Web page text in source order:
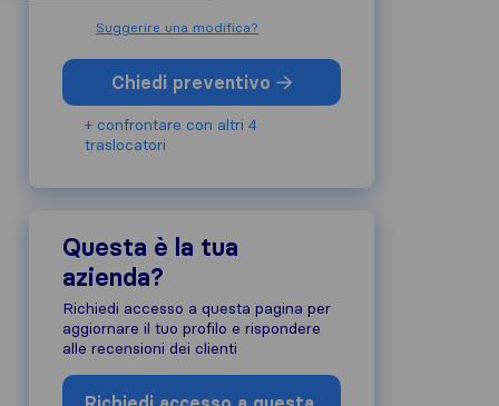
Suggerire una modifica?
Chiedi preventivo
+ confrontare con altri 4
traslocatori
Questa è la tua
azienda?
Richiedi accesso a questa pagina per
aggiornare il tuo profilo e rispondere
alle recensioni dei clienti